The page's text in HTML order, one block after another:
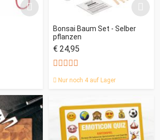
Bonsai Baum Set - Selber
pflanzen
€ 24,95
Nur noch 4 auf Lager